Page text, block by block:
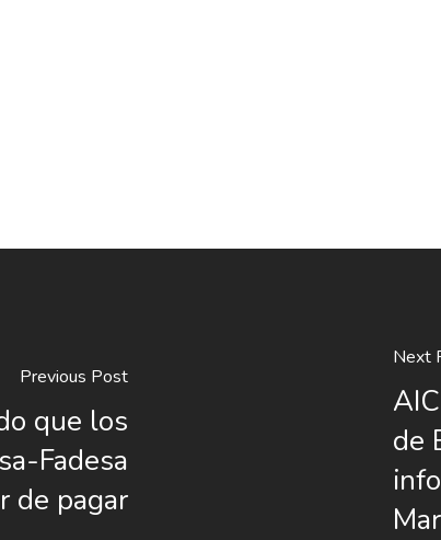
Previous Post
que los
Fadesa
de pagar
Next
de